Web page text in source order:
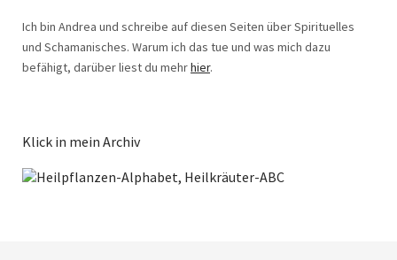
Ich bin Andrea und schreibe auf diesen Seiten über Spirituelles
und Schamanisches. Warum ich das tue und was mich dazu
befähigt, darüber liest du mehrhier.
Klick in mein Archiv